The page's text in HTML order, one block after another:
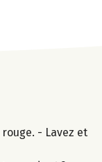
- Lavez et